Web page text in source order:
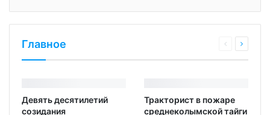
Главное
Девять десятилетий
созидания
Тракторист в пожаре
среднеколымской тайги